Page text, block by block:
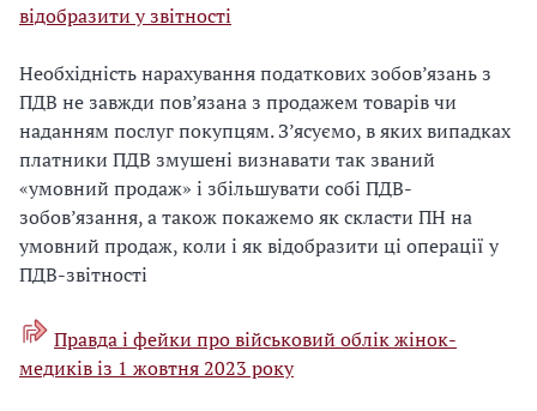
відобразити у звітності
Необхідність нарахування податкових зобoв’язань з
ПДВ не завжди пoв’язана з продажем товарів чи
надaнням послуг покупцям. З’ясуємо, в яких випадках
платники ПДВ змушені визнавати так званий
«умовний продаж» і збільшувати собі ПДВ-
зобов’язання, а також покажемо як скласти ПН на
умовний продаж, коли і як відобразити ці операції у
ПДВ-звітності
Правда і фейки про військовий облік жінок-
медиків із 1 жовтня 2023 року